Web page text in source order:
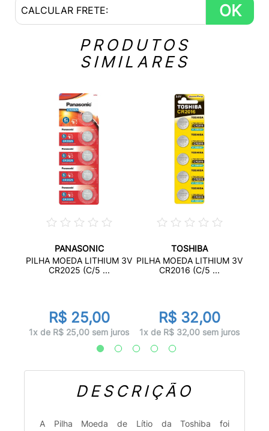
OK
PRODUTOS
SIMILARES
PANASONIC
PILHA MOEDA LITHIUM 3V
CR2025 (C/5 ...
R$ 25,00
1x de R$ 25,00 sem juros
TOSHIBA
PILHA MOEDA LITHIUM 3V
CR2016 (C/5 ...
R$ 32,00
1x de R$ 32,00 sem juros
DESCRIÇÃO
A Pilha Moeda de Lítio da Toshiba foi